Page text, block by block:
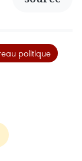
politique